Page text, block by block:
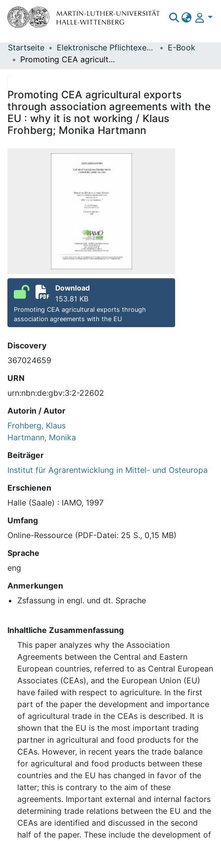
Bereiche & Sammlungen
Statistiken
Startseite Elektronische Pflichtexemplare
E-Book
Promoting CEA agricultural exports through association agreements with the EU : why it is not working / Klaus Frohberg; Monika Hartmann
Promoting CEA agricultural exports
through association agreements with the
EU : why it is not working / Klaus
Frohberg; Monika Hartmann
Download
153.81 KB
Promoting CEA agricultural exports through
association agreements with the EU
Discovery
367024659
URN
urn:nbn:de:gbv:3:2-22602
Autorin / Autor
Frohberg, Klaus
Hartmann, Monika
Beiträger
Institut für Agrarentwicklung in Mittel- und Osteuropa
Erschienen
Halle (Saale) : IAMO, 1997
Umfang
Online-Ressource (PDF-Datei: 25 S., 0,15 MB)
Sprache
eng
Anmerkungen
Zsfassung in engl. und dt. Sprache
Inhaltliche Zusammenfassung
This paper analyzes why the Association
Agreements between the Central and Eastern
European countries, referred to as Central European
Associates (CEAs), and the European Union (EU)
have failed with respect to agriculture. In the first
part of the paper the development and importance
of agricultural trade in the CEAs is described. It is
shown that the EU is the most important trading
partner in agricultural and food products for the
CEAs. However, in recent years the trade balance
for agricultural and food products between these
countries and the EU has changed in favor of the
latter; this is contrary to the aim of these
agreements. Important external and internal factors
determining trade relations between the EU and the
CEAs are identified and discussed in the second
half of the paper. These include the development of